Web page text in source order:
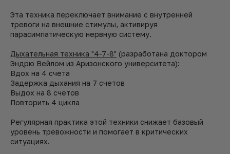
Эта техника переключает внимание с внутренней
тревоги на внешние стимулы, активируя
парасимпатическую нервную систему.
Дыхательная техника "4-7-8" (разработана доктором
Эндрю Вейлом из Аризонского университета):
Вдох на 4 счета
Задержка дыхания на 7 счетов
Выдох на 8 счетов
Повторить 4 цикла
Регулярная практика этой техники снижает базовый
уровень тревожности и помогает в критических
ситуациях.